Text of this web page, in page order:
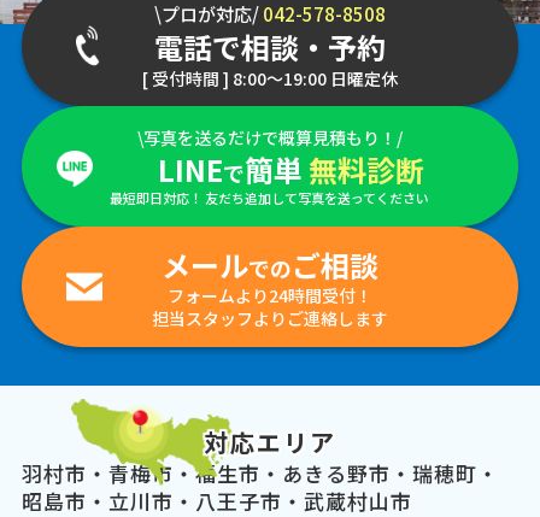
\プロが対応/042-578-8508
電話で相談・予約
[ 受付時間 ] 8:00～19:00 日曜定休
\写真を送るだけで概算見積もり！/
LINEで簡単 無料診断
最短即日対応！ 友だち追加して写真を送ってください
メールでのご相談
フォームより24時間受付！
担当スタッフよりご連絡します
対応エリア
羽村市・青梅市・福生市・あきる野市・瑞穂町・
昭島市・立川市・八王子市・武蔵村山市